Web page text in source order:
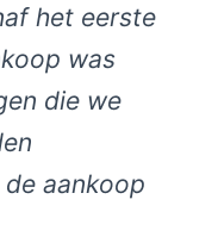
het eerste
was
die we
aankoop